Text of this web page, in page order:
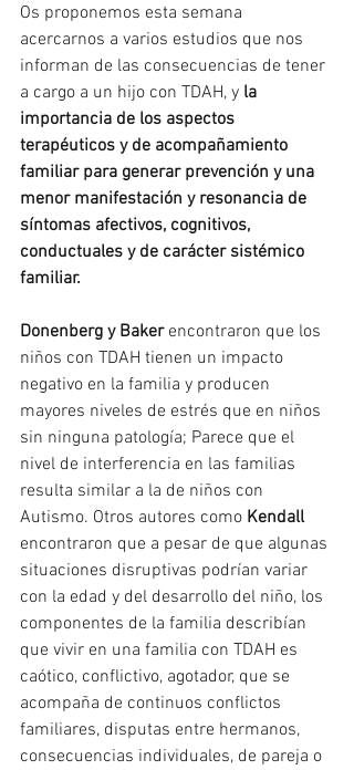
Os proponemos esta semana
acercarnos a varios estudios que nos
informan de las consecuencias de tener
a cargo a un hijo con TDAH, y la
importancia de los aspectos
terapéuticos y de acompañamiento
familiar para generar prevención y una
menor manifestación y resonancia de
síntomas afectivos, cognitivos,
conductuales y de carácter sistémico
familiar.
Donenberg y Baker encontraron que los
niños con TDAH tienen un impacto
negativo en la familia y producen
mayores niveles de estrés que en niños
sin ninguna patología; Parece que el
nivel de interferencia en las familias
resulta similar a la de niños con
Autismo. Otros autores como Kendall
encontraron que a pesar de que algunas
situaciones disruptivas podrían variar
con la edad y del desarrollo del niño, los
componentes de la familia describían
que vivir en una familia con TDAH es
caótico, conflictivo, agotador, que se
acompaña de continuos conflictos
familiares, disputas entre hermanos,
consecuencias individuales, de pareja o